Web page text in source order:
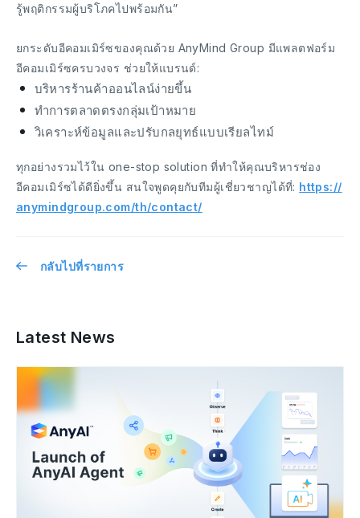
รู้พฤติกรรมผู้บริโภคไปพร้อมกัน”
ยกระดับอีคอมเมิร์ซของคุณด้วย AnyMind Group มีแพลตฟอร์ม
อีคอมเมิร์ซครบวงจร ช่วยให้แบรนด์:
บริหารร้านค้าออนไลน์ง่ายขึ้น
ทำการตลาดตรงกลุ่มเป้าหมาย
วิเคราะห์ข้อมูลและปรับกลยุทธ์แบบเรียลไทม์
ทุกอย่างรวมไว้ใน one-stop solution ที่ทำให้คุณบริหารช่อง
อีคอมเมิร์ซได้ดียิ่งขึ้น สนใจพูดคุยกับทีมผู้เชี่ยวชาญได้ที่: https://
anymindgroup.com/th/contact/
กลับไปที่รายการ
Latest News